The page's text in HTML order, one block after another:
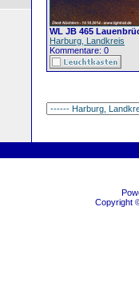
WL JB 465
Harburg, Landkreis
Kommentare: 0
Copyright